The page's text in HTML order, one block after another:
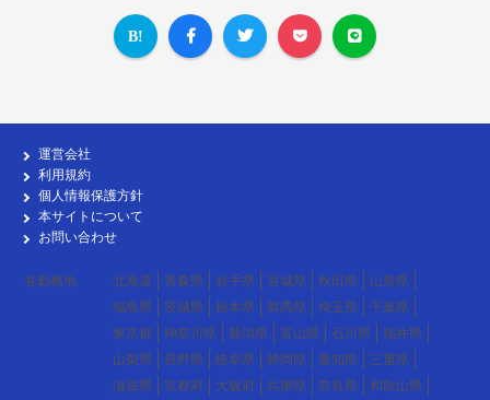
運営会社
利用規約
個人情報保護方針
本サイトについて
お問い合わせ
各勤務地 北海道 青森県 岩手県 宮城県 秋田県
山形県
福島県
茨城県 栃木県 群馬県 埼玉県
千葉県
東京都
神奈川県 新潟県 富山県 石川県
福井県
山梨県
長野県 岐阜県 静岡県 愛知県
三重県
滋賀県
京都府 大阪府 兵庫県 奈良県 和歌山県